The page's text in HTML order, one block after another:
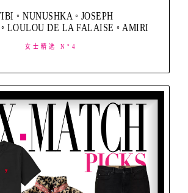
◦ NUNUSHKA ◦ JOSEPH
LOULOU DE LA FALAISE ◦ AMIRI
女士精选 N°4